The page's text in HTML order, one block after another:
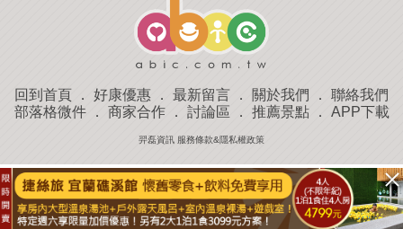
回到首頁 ． 好康優惠 ． 最新留言 ． 關於我們 ． 聯絡我們
部落格微件． 商家合作． 討論區 ． 推薦景點． APP下載
羿磊資訊 服務條款&隱私權政策